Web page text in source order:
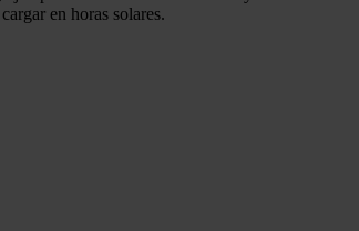
en horas solares.